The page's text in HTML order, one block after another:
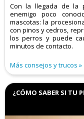
Con la llegada de la
enemigo poco
mascotas: la
con pinos y cedros,
los perros y puede
minutos de contacto.
Más consejos y trucos
¿CÓMO SABER SI TU